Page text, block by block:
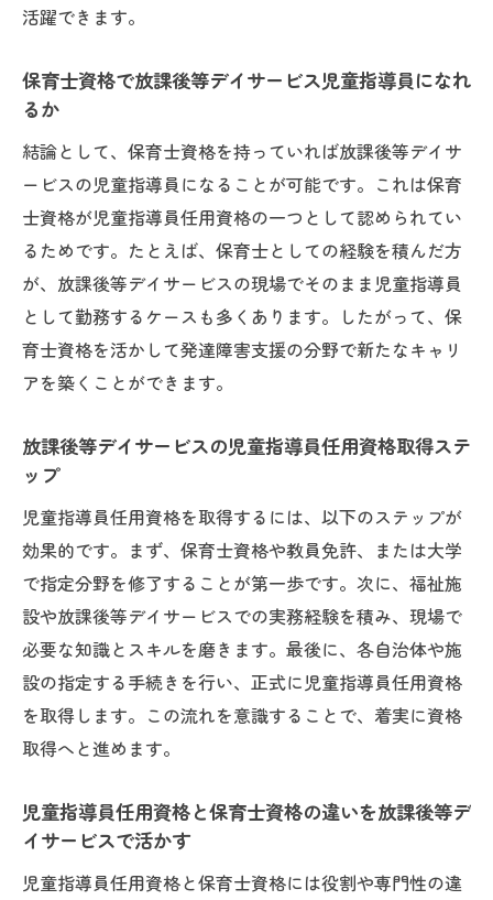
活躍できます。
保育士資格で放課後等デイサービス児童指導員になれ
るか
結論として、保育士資格を持っていれば放課後等デイサ
ービスの児童指導員になることが可能です。これは保育
士資格が児童指導員任用資格の一つとして認められてい
るためです。たとえば、保育士としての経験を積んだ方
が、放課後等デイサービスの現場でそのまま児童指導員
として勤務するケースも多くあります。したがって、保
育士資格を活かして発達障害支援の分野で新たなキャリ
アを築くことができます。
放課後等デイサービスの児童指導員任用資格取得ステ
ップ
児童指導員任用資格を取得するには、以下のステップが
効果的です。まず、保育士資格や教員免許、または大学
で指定分野を修了することが第一歩です。次に、福祉施
設や放課後等デイサービスでの実務経験を積み、現場で
必要な知識とスキルを磨きます。最後に、各自治体や施
設の指定する手続きを行い、正式に児童指導員任用資格
を取得します。この流れを意識することで、着実に資格
取得へと進めます。
児童指導員任用資格と保育士資格の違いを放課後等デ
イサービスで活かす
児童指導員任用資格と保育士資格には役割や専門性の違